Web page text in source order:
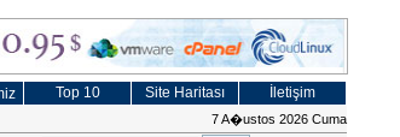
Top 10 Site Haritası İletişim
7 A�ustos 2026 Cuma